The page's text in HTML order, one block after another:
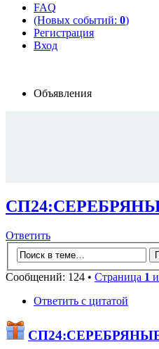
FAQ
(Новых событий: 0)
Регистрация
Вход
Объявления
Ответить
Сообщений: 124 • Страница 1
Ответить с цитатой